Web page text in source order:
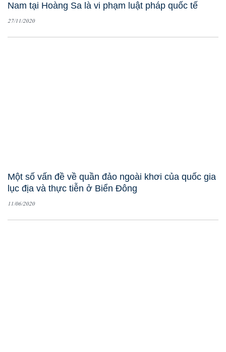
Nam tại Hoàng Sa là vi phạm luật pháp quốc tế
27/11/2020
Một số vấn đề về quần đảo ngoài khơi của quốc gia
lục địa và thực tiễn ở Biển Đông
11/06/2020